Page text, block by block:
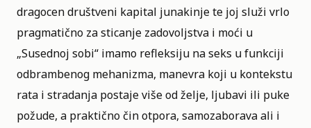
dragocen društveni kapital junakinje te joj služi vrlo
pragmatično za sticanje zadovoljstva i moći u
„Susednoj sobi“ imamo refleksiju na seks u funkciji
odbrambenog mehanizma, manevra koji u kontekstu
rata i stradanja postaje više od želje, ljubavi ili puke
požude, a praktično čin otpora, samozaborava ali i